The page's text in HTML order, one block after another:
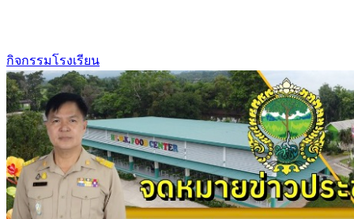
กิจกรรมโรงเรียน